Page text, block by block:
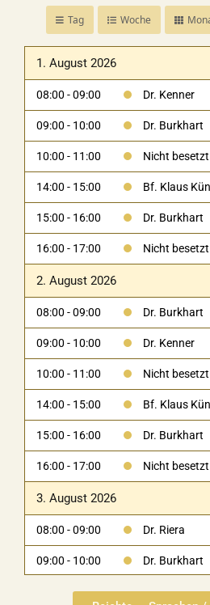
Tag Woche
1. August 2026
08:00 - 09:00 Dr. Kenner
09:00 - 10:00 Dr. Burkhart
10:00 - 11:00 Nicht besetzt
14:00 - 15:00 Bf. Klaus
15:00 - 16:00 Dr. Burkhart
16:00 - 17:00 Nicht besetzt
2. August 2026
08:00 - 09:00 Dr. Burkhart
09:00 - 10:00 Dr. Kenner
10:00 - 11:00 Nicht besetzt
14:00 - 15:00 Bf. Klaus
15:00 - 16:00 Dr. Burkhart
16:00 - 17:00 Nicht besetzt
3. August 2026
08:00 - 09:00 Dr. Riera
09:00 - 10:00 Dr. Burkhart
10:00 - 11:00 Nicht besetzt